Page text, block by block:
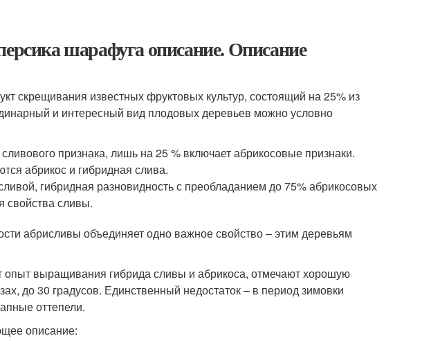
шарафуга описание. Описание
скрещивания известных фруктовых культур, состоящий на 25% из
и интересный вид плодовых деревьев можно условно
признака, лишь на 25 % включает абрикосовые признаки.
абрикос и гибридная слива.
гибридная разновидность с преобладанием до 75% абрикосовых
свойства сливы.
абрисливы объединяет одно важное свойство – этим деревьям
выращивания гибрида сливы и абрикоса, отмечают хорошую
до 30 градусов. Единственный недостаток – в период зимовки
оттепели.
описание: